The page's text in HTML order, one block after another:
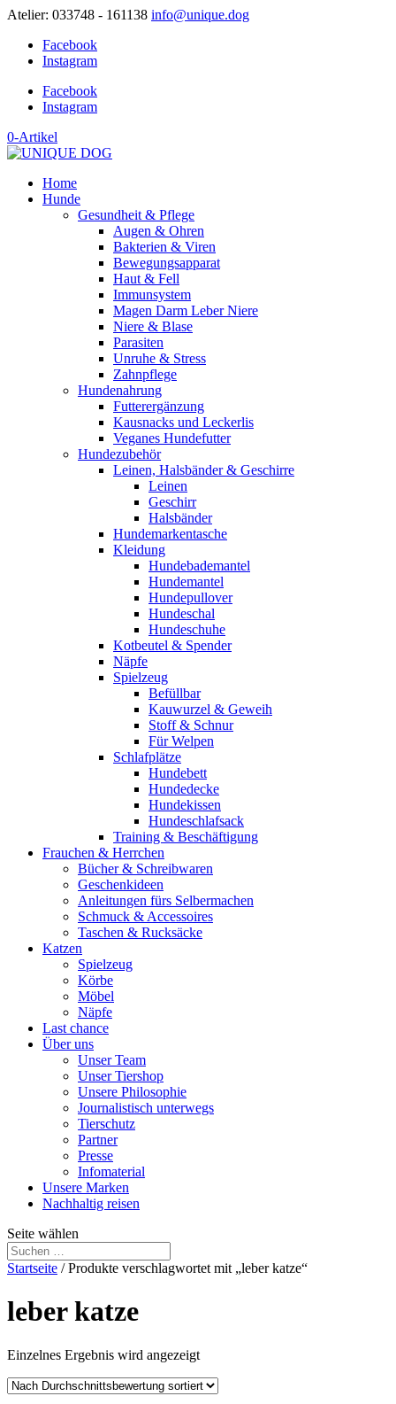
Atelier: 033748 - 161138 info@unique.dog
Facebook
Instagram
Facebook
Instagram
0-Artikel
Home
Hunde
Gesundheit & Pflege
Augen & Ohren
Bakterien & Viren
Bewegungsapparat
Haut & Fell
Immunsystem
Magen Darm Leber Niere
Niere & Blase
Parasiten
Unruhe & Stress
Zahnpflege
Hundenahrung
Futterergänzung
Kausnacks und Leckerlis
Veganes Hundefutter
Hundezubehör
Leinen, Halsbänder & Geschirre
Leinen
Geschirr
Halsbänder
Hundemarkentasche
Kleidung
Hundebademantel
Hundemantel
Hundepullover
Hundeschal
Hundeschuhe
Kotbeutel & Spender
Näpfe
Spielzeug
Befüllbar
Kauwurzel & Geweih
Stoff & Schnur
Für Welpen
Schlafplätze
Hundebett
Hundedecke
Hundekissen
Hundeschlafsack
Training & Beschäftigung
Frauchen & Herrchen
Bücher & Schreibwaren
Geschenkideen
Anleitungen fürs Selbermachen
Schmuck & Accessoires
Taschen & Rucksäcke
Katzen
Spielzeug
Körbe
Möbel
Näpfe
Last chance
Über uns
Unser Team
Unser Tiershop
Unsere Philosophie
Journalistisch unterwegs
Tierschutz
Partner
Presse
Infomaterial
Unsere Marken
Nachhaltig reisen
Seite wählen
Startseite / Produkte verschlagwortet mit „leber katze“
leber katze
Einzelnes Ergebnis wird angezeigt